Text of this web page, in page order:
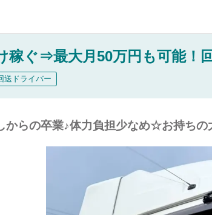
稼ぐ⇒最大月50万円も可能！
送ドライバー
からの卒業♪体力負担少なめ☆お持ち